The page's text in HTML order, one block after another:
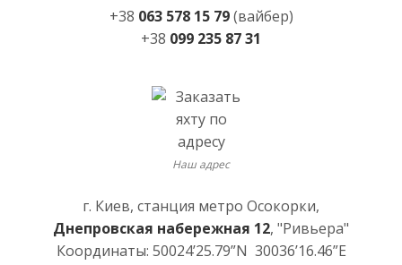
+38 063 578 15 79(вайбер)
+38 099 235 87 31
Наш адрес
г. Киев, станция метро Осокорки,
Днепровская набережная 12, "Ривьера"
Координаты: 50024’25.79”N 30036’16.46”E